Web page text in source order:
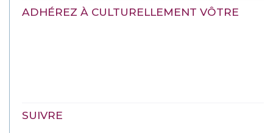
ADHÉREZ À CULTURELLEMENT VÔTRE
SUIVRE